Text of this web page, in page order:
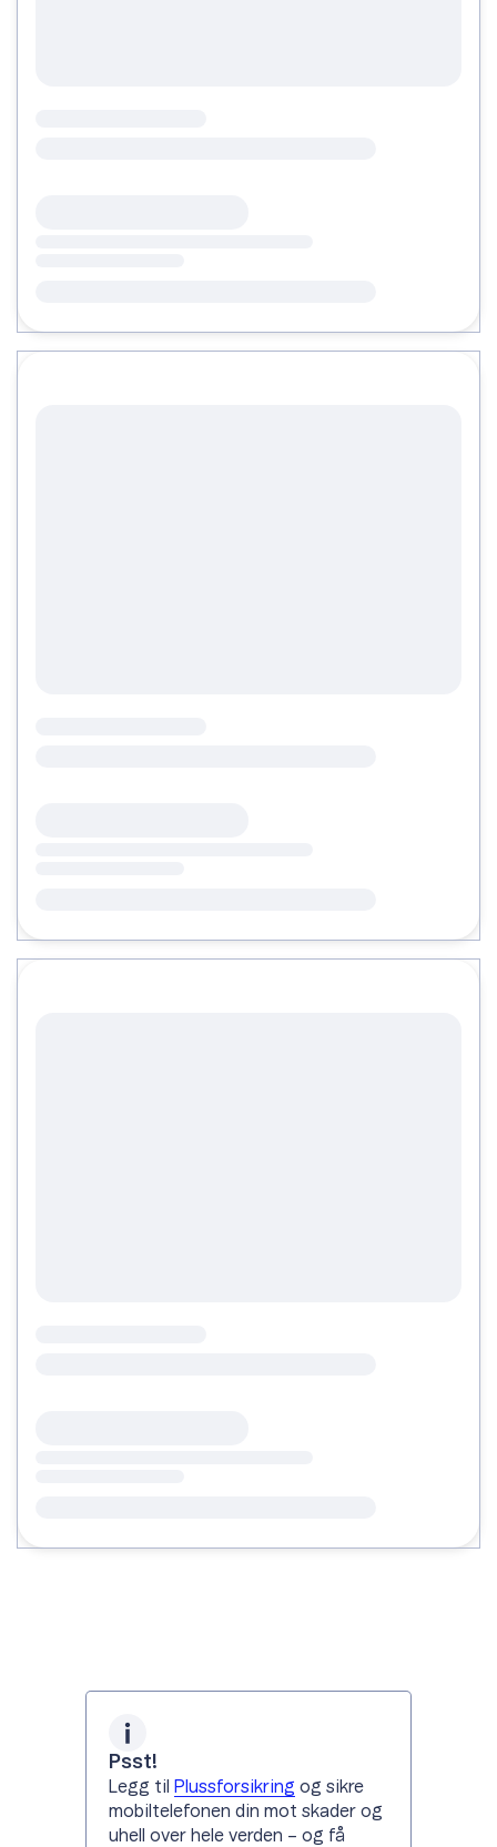
Psst!
Legg til Plussforsikring og sikre
mobiltelefonen din mot skader og
uhell over hele verden – og få